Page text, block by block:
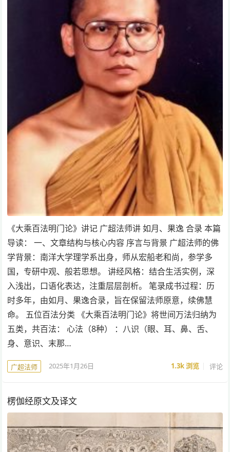
《大乘百法明门论》讲记 广超法师讲 如月、果逸 合录 本篇
导读： 一、文章结构与核心内容 序言与背景 广超法师的佛
学背景：南洋大学理学系出身，师从宏船老和尚，参学多
国，专研中观、般若思想。 讲经风格：结合生活实例，深
入浅出，口语化表达，注重层层剖析。 笔录成书过程：历
时多年，由如月、果逸合录，旨在保留法师原意，续佛慧
命。 五位百法分类 《大乘百法明门论》将世间万法归纳为
五类，共百法： 心法（8种） ：八识（眼、耳、鼻、舌、
身、意识、末那…
广超法师 2025年1月26日 1.3k浏览 评论
楞伽经原文及译文